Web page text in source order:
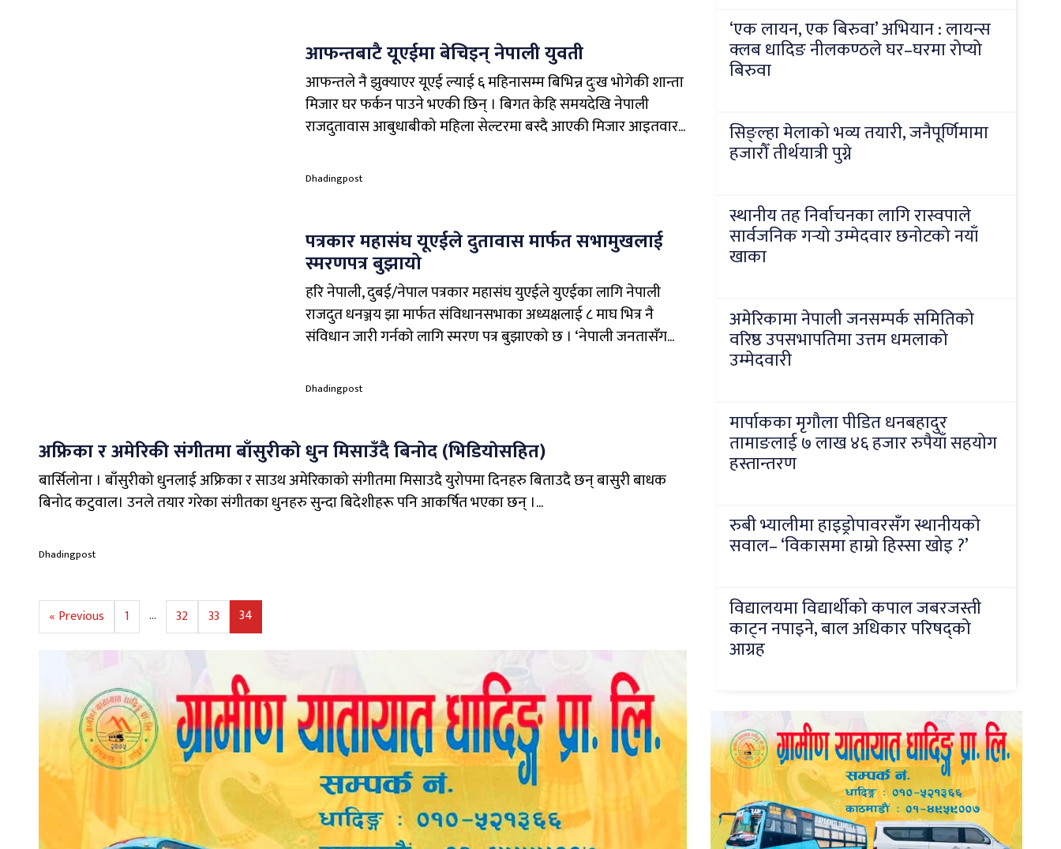
आफन्तबाटै यूएईमा बेचिइन् नेपाली युवती
आफन्तले नै झुक्याएर यूएई ल्याई ६ महिनासम्म बिभिन्न दुःख भोगेकी शान्ता
मिजार घर फर्कन पाउने भएकी छिन् । बिगत केहि समयदेखि नेपाली
राजदुतावास आबुधाबीको महिला सेल्टरमा बस्दै आएकी मिजार आइतवार...
Dhadingpost
पत्रकार महासंघ यूएईले दुतावास मार्फत सभामुखलाई
स्मरणपत्र बुझायो
हरि नेपाली, दुबई/नेपाल पत्रकार महासंघ युएईले युएईका लागि नेपाली
राजदुत धनञ्जय झा मार्फत संविधानसभाका अध्यक्षलाई ८ माघ भित्र नै
संविधान जारी गर्नको लागि स्मरण पत्र बुझाएको छ । ‘नेपाली जनतासँग...
Dhadingpost
अफ्रिका र अमेरिकी संगीतमा बाँसुरीको धुन मिसाउँदै बिनोद (भिडियाेसहित)
बार्सिलोना । बाँसुरीको धुनलाई अफ्रिका र साउथ अमेरिकाको संगीतमा मिसाउदै युरोपमा दिनहरु बिताउदै छन् बासुरी बाधक
बिनोद कटुवाल। उनले तयार गरेका संगीतका धुनहरु सुन्दा बिदेशीहरू पनि आकर्षित भएका छन् ।...
Dhadingpost
« Previous 1 … 32 33 34
‘एक लायन, एक बिरुवा’ अभियान : लायन्स
क्लब धादिङ नीलकण्ठले घर–घरमा रोप्यो
बिरुवा
सिङ्ल्हा मेलाको भव्य तयारी, जनैपूर्णिमामा
हजारौँ तीर्थयात्री पुग्ने
स्थानीय तह निर्वाचनका लागि रास्वपाले
सार्वजनिक गर्‍यो उम्मेदवार छनोटको नयाँ
खाका
अमेरिकामा नेपाली जनसम्पर्क समितिको
वरिष्ठ उपसभापतिमा उत्तम धमलाको
उम्मेदवारी
मार्पाकका मृगौला पीडित धनबहादुर
तामाङलाई ७ लाख ४६ हजार रुपैयाँ सहयोग
हस्तान्तरण
रुबी भ्यालीमा हाइड्रोपावरसँग स्थानीयको
सवाल– ‘विकासमा हाम्रो हिस्सा खोइ ?’
विद्यालयमा विद्यार्थीको कपाल जबरजस्ती
काट्न नपाइने, बाल अधिकार परिषद्को
आग्रह